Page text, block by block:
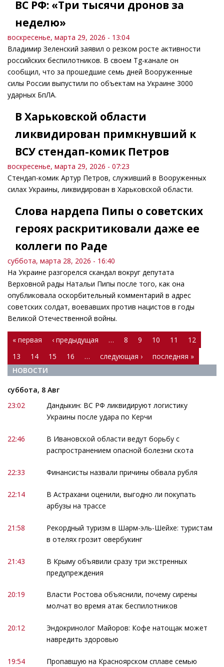
ВС РФ: «Три тысячи дронов за
неделю»
воскресенье, марта 29, 2026 - 13:04
Владимир Зеленский заявил о резком росте активности
российских беспилотников. В своем Tg-канале он
сообщил, что за прошедшие семь дней Вооруженные
силы России выпустили по объектам на Украине 3000
ударных БпЛА.
В Харьковской области
ликвидирован примкнувший к
ВСУ стендап-комик Петров
воскресенье, марта 29, 2026 - 07:23
Стендап-комик Артур Петров, служивший в Вооруженных
силах Украины, ликвидирован в Харьковской области.
Слова нардепа Пипы о советских
героях раскритиковали даже ее
коллеги по Раде
суббота, марта 28, 2026 - 16:40
На Украине разгорелся скандал вокруг депутата
Верховной рады Натальи Пипы после того, как она
опубликовала оскорбительный комментарий в адрес
советских солдат, воевавших против нацистов в годы
Великой Отечественной войны.
Страницы
« первая ‹ предыдущая … 8 9 10 11
12
13
14 15 16 … следующая ›
последняя »
НОВОСТИ
суббота, 8 Авг
23:02
Дандыкин: ВС РФ ликвидируют логистику
Украины после удара по Керчи
22:46
В Ивановской области ведут борьбу с
распространением опасной болезни скота
22:33 Финансисты назвали причины обвала рубля
22:14
В Астрахани оценили, выгодно ли покупать
арбузы на трассе
21:58
Рекордный туризм в Шарм-эль-Шейхе: туристам
в отелях грозит овербукинг
21:43
В Крыму объявили сразу три экстренных
предупреждения
20:19
Власти Ростова объяснили, почему сирены
молчат во время атак беспилотников
20:12
Эндокринолог Майоров: Кофе натощак может
навредить здоровью
19:54
Пропавшую на Красноярском сплаве семью